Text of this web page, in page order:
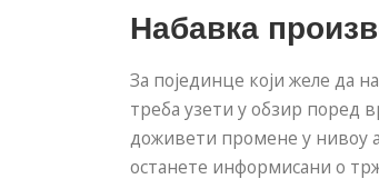
Набавка
За појединце који желе да
треба узети у обзир поред
доживети промене у нивоу
останете информисани о